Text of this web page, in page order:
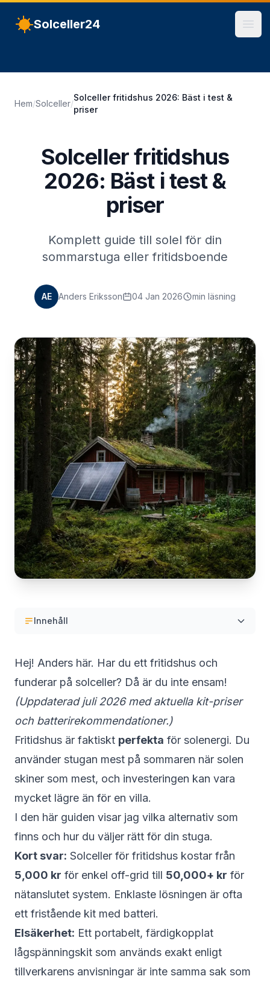
Solceller24
Hem/Solceller/
Solceller fritidshus 2026: Bäst i test &
priser
Solceller fritidshus
2026: Bäst i test &
priser
Komplett guide till solel för din
sommarstuga eller fritidsboende
AE Anders Eriksson 04 Jan 2026 min läsning
Innehåll
Hej! Anders här. Har du ett fritidshus och
funderar på solceller? Då är du inte ensam!
(Uppdaterad juli 2026 med aktuella kit-priser
och batterirekommendationer.)
Fritidshus är faktiskt perfekta för solenergi. Du
använder stugan mest på sommaren när solen
skiner som mest, och investeringen kan vara
mycket lägre än för en villa.
I den här guiden visar jag vilka alternativ som
finns och hur du väljer rätt för din stuga.
Kort svar: Solceller för fritidshus kostar från
5,000 kr för enkel off-grid till 50,000+ kr för
nätanslutet system. Enklaste lösningen är ofta
ett fristående kit med batteri.
Elsäkerhet: Ett portabelt, färdigkopplat
lågspänningskit som används exakt enligt
tillverkarens anvisningar är inte samma sak som